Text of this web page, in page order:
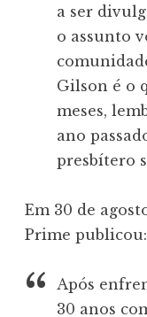
a ser
o assunto
Gilson é o
meses,
ano
presbítero
Em 30 de
Prime publicou:
Após
30 anos